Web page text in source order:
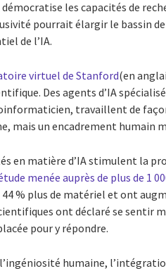
démocratise les capacités de
pourrait élargir le bassin
de l’IA.
virtuel de Stanford(en
Des agents d’IA
travaillent de
mais un encadrement humain
en matière d’IA stimulent la
menée auprès de plus de 1
% plus de matériel et ont
ont déclaré se sentir
pour y répondre.
humaine,